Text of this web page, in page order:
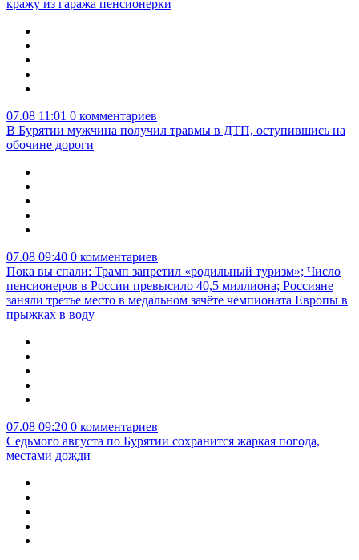
кражу из гаража пенсионерки
07.08 11:01 0 комментариев
В Бурятии мужчина получил травмы в ДТП, оступившись на
обочине дороги
07.08 09:40 0 комментариев
Пока вы спали: Трамп запретил «родильный туризм»; Число
пенсионеров в России превысило 40,5 миллиона; Россияне
заняли третье место в медальном зачёте чемпионата Европы в
прыжках в воду
07.08 09:20 0 комментариев
Седьмого августа по Бурятии сохранится жаркая погода,
местами дожди